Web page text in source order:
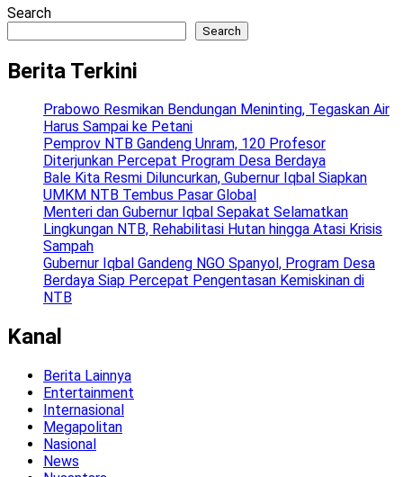
Search
Search
Berita Terkini
Prabowo Resmikan Bendungan Meninting, Tegaskan Air
Harus Sampai ke Petani
Pemprov NTB Gandeng Unram, 120 Profesor
Diterjunkan Percepat Program Desa Berdaya
Bale Kita Resmi Diluncurkan, Gubernur Iqbal Siapkan
UMKM NTB Tembus Pasar Global
Menteri dan Gubernur Iqbal Sepakat Selamatkan
Lingkungan NTB, Rehabilitasi Hutan hingga Atasi Krisis
Sampah
Gubernur Iqbal Gandeng NGO Spanyol, Program Desa
Berdaya Siap Percepat Pengentasan Kemiskinan di
NTB
Kanal
Berita Lainnya
Entertainment
Internasional
Megapolitan
Nasional
News